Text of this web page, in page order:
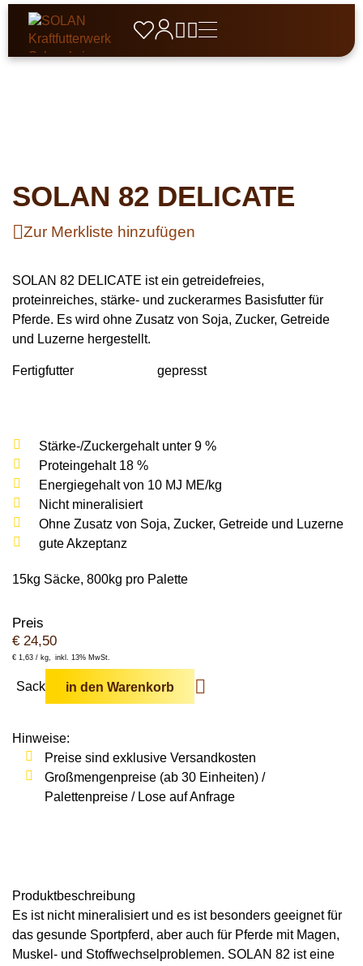
  
Mastschweine
Eber
Pellets
Getreidefrei
Zusatzfutter
Raufutter
Milchkühe
Rotwild
Damwild
Fasane
Wildschweine
Aufzuchtfutter
Legefutter
Mastfutter
Enten & Gänse
Schafe & Ziegen
Lämmer / Kitze
Schafe
Ziegen
Hund, Katze & Co
Hygieneprodukte
Stallbedarf
Einstreu
Siliermittel
Qualitätsmanagement
Zertifikate und Standards
Leistungen SOLAN
FAQ
Downloads
Vertriebspartner
SOLAN 82 DELICATE
Zur Merkliste hinzufügen
SOLAN 82 DELICATE ist ein getreidefreies,
proteinreiches, stärke- und zuckerarmes Basisfutter für
Pferde. Es wird ohne Zusatz von Soja, Zucker, Getreide
und Luzerne hergestellt.
Fertigfutter gepresst
Stärke-/Zuckergehalt unter 9 %
Proteingehalt 18 %
Energiegehalt von 10 MJ ME/kg
Nicht mineralisiert
Ohne Zusatz von Soja, Zucker, Getreide und Luzerne
gute Akzeptanz
15kg Säcke, 800kg pro Palette
Preis
€ 24,50
€ 1,63 / kg inkl. 13% MwSt.
Sack in den Warenkorb
Hinweise:
Preise sind exklusive Versandkosten
Großmengenpreise (ab 30 Einheiten) /
Palettenpreise / Lose auf Anfrage
Produkt­beschreibung
Es ist nicht mineralisiert und es ist besonders geeignet für
das gesunde Sportpferd, aber auch für Pferde mit Magen,
Muskel- und Stoffwechselproblemen. SOLAN 82 ist eine